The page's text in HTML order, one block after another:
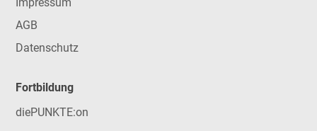
Impressum
AGB
Datenschutz
Fortbildung
diePUNKTE:on